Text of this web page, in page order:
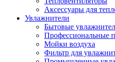
Аксессуары для
Увлажнители
Бытовые
Профессиональные
Мойки воздуха
Фильтр для